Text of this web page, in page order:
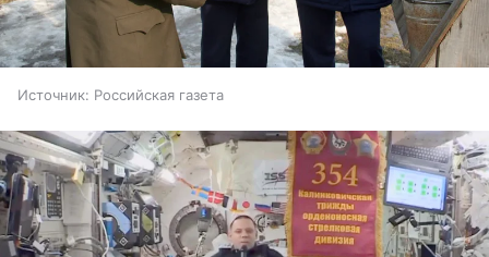
Источник: Российская газета